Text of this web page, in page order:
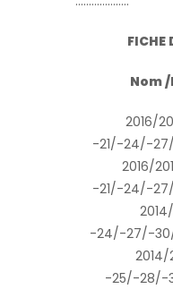
FICHE
Nom
2016/
-21/-24/-
2016/
-21/-24/-
-24/-27/-
2014/
-25/-28/-